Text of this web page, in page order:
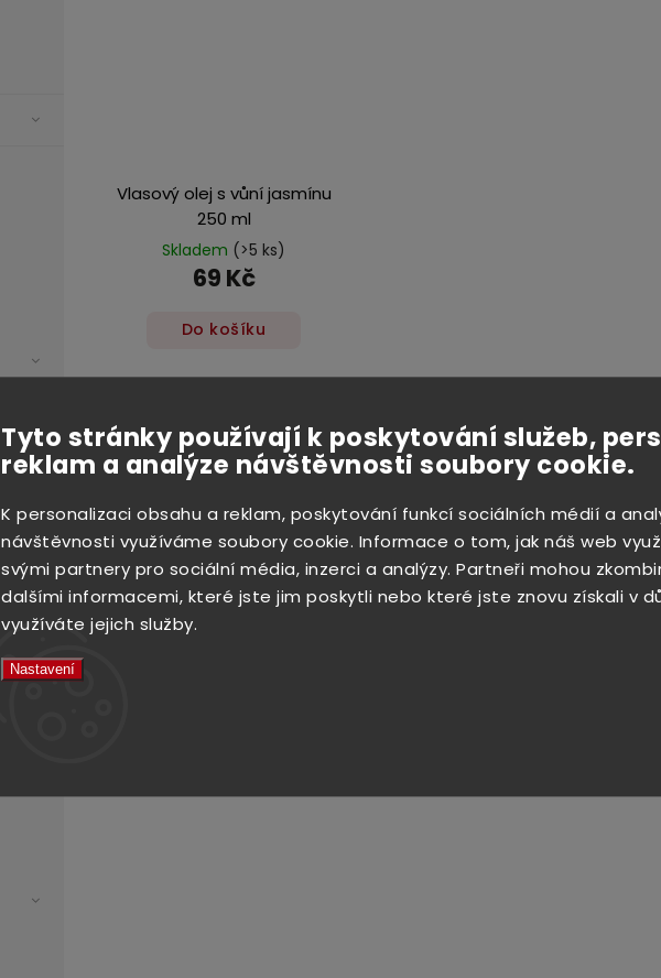
Tyto stránky používají k poskytování služeb,
reklam a analýze návštěvnosti soubory cookie.
K personalizaci obsahu a reklam, poskytování funkcí sociálních médií a
návštěvnosti využíváme soubory cookie. Informace o tom, jak náš web
svými partnery pro sociální média, inzerci a analýzy. Partneři mohou
dalšími informacemi, které jste jim poskytli nebo které jste znovu získali v
využíváte jejich služby.
Nastavení
Vlasový olej s vůní jasmínu
250 ml
Skladem (>5 ks)
69 Kč
Do košíku